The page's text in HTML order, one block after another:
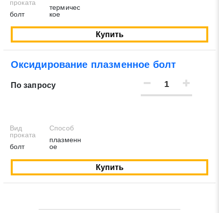
проката
болт
термичес
кое
Купить
Оксидирование плазменное болт
По запросу
Вид
проката
болт
Способ
плазменн
ое
Купить